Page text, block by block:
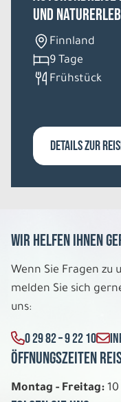
und
Finnland
9 Tage
Frühstück
DETAILS ZUR
Wir helfen Ihnen
Wenn Sie Fragen zu
melden Sie sich
uns:
0 29 82 – 9 22 10
Öffnungszeiten
Montag - Freitag: